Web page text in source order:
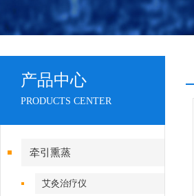
产品中心
PRODUCTS CENTER
牵引熏蒸
艾灸治疗仪